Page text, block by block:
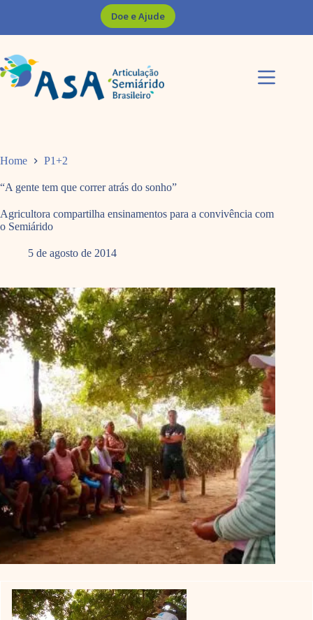
Doe e Ajude
Home P1+2
“A gente tem que correr atrás do sonho”
Agricultora compartilha ensinamentos para a convivência com
o Semiárido
5 de agosto de 2014